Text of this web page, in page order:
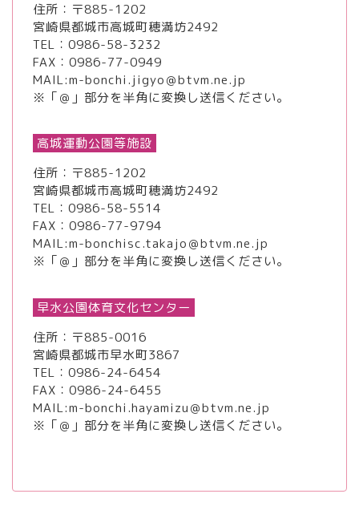
住所：〒885-1202
宮崎県都城市高城町穂満坊2492
TEL： 0986-58-3232
FAX：0986-77-0949
MAIL:m-bonchi.jigyo＠btvm.ne.jp
※「＠」部分を半角に変換し送信ください。
高城運動公園等施設
住所：〒885-1202
宮崎県都城市高城町穂満坊2492
TEL： 0986-58-5514
FAX：0986-77-9794
MAIL:m-bonchisc.takajo＠btvm.ne.jp
※「＠」部分を半角に変換し送信ください。
早水公園体育文化センター
住所：〒885-0016
宮崎県都城市早水町3867
TEL： 0986-24-6454
FAX：0986-24-6455
MAIL:m-bonchi.hayamizu＠btvm.ne.jp
※「＠」部分を半角に変換し送信ください。